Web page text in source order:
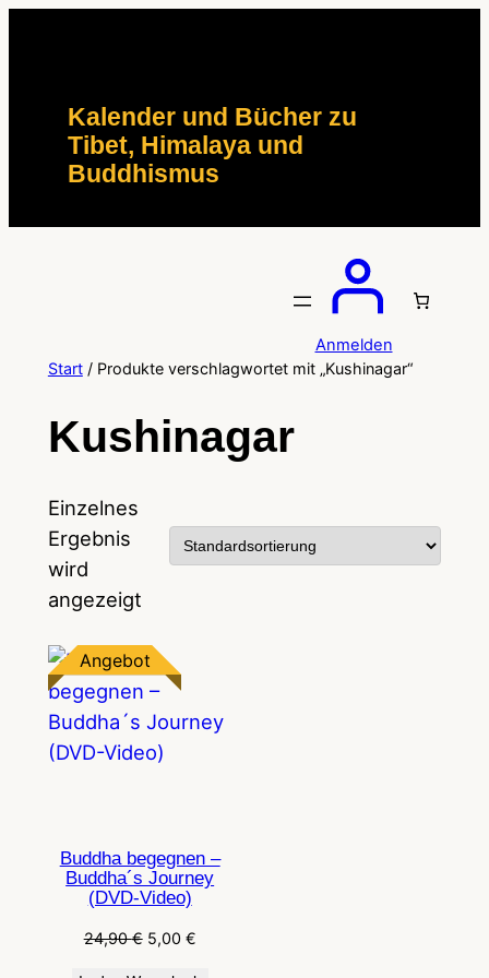
Kalender und Bücher zu
Tibet, Himalaya und
Buddhismus
Anmelden
Start/ Produkte verschlagwortet mit „Kushinagar“
Kushinagar
Einzelnes
Ergebnis
wird
angezeigt
AngebotProdukt
im
Angebot
Buddha begegnen –
Buddha´s Journey
(DVD-Video)
24,90€ Ursprünglicher
5,00 €Aktueller